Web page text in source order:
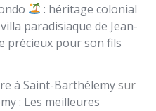
: héritage colonial
paradisiaque de Jean-
précieux pour son fils
à Saint-Barthélemysur
: Les meilleures